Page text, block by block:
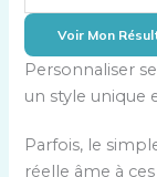
Voir Mon
Personnaliser
un style unique
Parfois, le
réelle âme à